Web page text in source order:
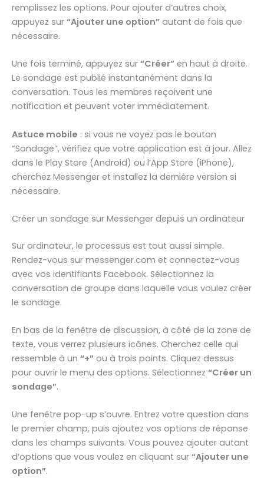
remplissez les options. Pour ajouter d’autres choix,
appuyez sur “Ajouter une option” autant de fois que
nécessaire.
Une fois terminé, appuyez sur “Créer” en haut à droite.
Le sondage est publié instantanément dans la
conversation. Tous les membres reçoivent une
notification et peuvent voter immédiatement.
Astuce mobile : si vous ne voyez pas le bouton
“Sondage”, vérifiez que votre application est à jour. Allez
dans le Play Store (Android) ou l’App Store (iPhone),
cherchez Messenger et installez la dernière version si
nécessaire.
Créer un sondage sur Messenger depuis un ordinateur
Sur ordinateur, le processus est tout aussi simple.
Rendez-vous sur messenger.com et connectez-vous
avec vos identifiants Facebook. Sélectionnez la
conversation de groupe dans laquelle vous voulez créer
le sondage.
En bas de la fenêtre de discussion, à côté de la zone de
texte, vous verrez plusieurs icônes. Cherchez celle qui
ressemble à un “+” ou à trois points. Cliquez dessus
pour ouvrir le menu des options. Sélectionnez “Créer un
sondage”.
Une fenêtre pop-up s’ouvre. Entrez votre question dans
le premier champ, puis ajoutez vos options de réponse
dans les champs suivants. Vous pouvez ajouter autant
d’options que vous voulez en cliquant sur “Ajouter une
option”.